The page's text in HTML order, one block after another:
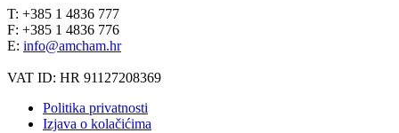
T: +385 1 4836 777
F: +385 1 4836 776
E: info@amcham.hr
VAT ID: HR 91127208369
Politika privatnosti
Izjava o kolačićima